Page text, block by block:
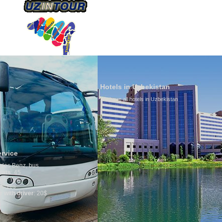
Hotels in Uzbekistan
We have all hotels in Uzbekistan
Culture
By nature
is why
any
general, the
growth is
marriages
percentage
in the world.
family is